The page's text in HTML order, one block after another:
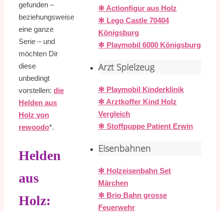
gefunden –
beziehungsweise
eine ganze
Serie – und
möchten Dir
diese
unbedingt
vorstellen: die
Helden aus
Holz von
rewoodo*.
Helden
aus
Holz:
✻ Actionfigur aus Holz
✻ Lego Castle 70404
Königsburg
✻ Playmobil 6000 Königsburg
Arzt Spielzeug
✻ Playmobil Kinderklinik
✻ Arztkoffer Kind Holz
Vergleich
✻ Stoffpuppe Patient Erwin
Eisenbahnen
✻ Holzeisenbahn Set
Märchen
✻ Brio Bahn grosse
Feuerwehr